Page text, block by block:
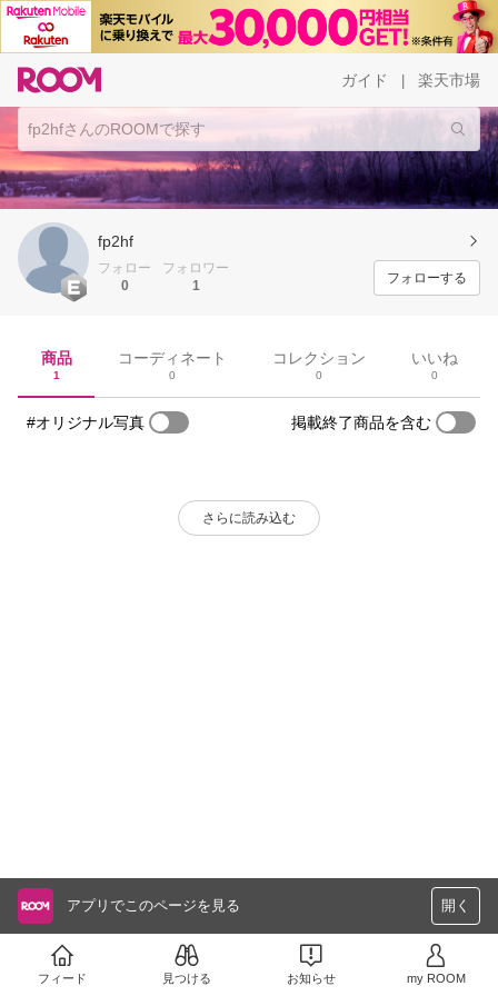
ガイド 楽天市場
fp2hf
フォロー
0
フォロワー
1
フォローする
商品
1
コーディネート
0
コレクション
0
いいね
0
#オリジナル写真 掲載終了商品を含む
さらに読み込む
アプリでこのページを見る 開く
フィード 見つける お知らせ my ROOM